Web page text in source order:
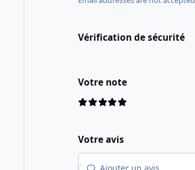
Vérification de sécurité
Votre note
Votre avis